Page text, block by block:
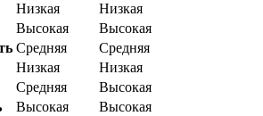
Низкая
Низкая
Высокая
Высокая
Средняя
Средняя
Низкая
Низкая
Средняя
Высокая
Высокая
Высокая